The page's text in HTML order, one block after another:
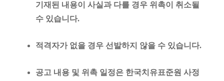
기재된 내용이 사실과 다를 경우 위촉이 취소될
수 있습니다.
적격자가 없을 경우 선발하지 않을 수 있습니다.
공고 내용 및 위촉 일정은 한국치유표준원 사정